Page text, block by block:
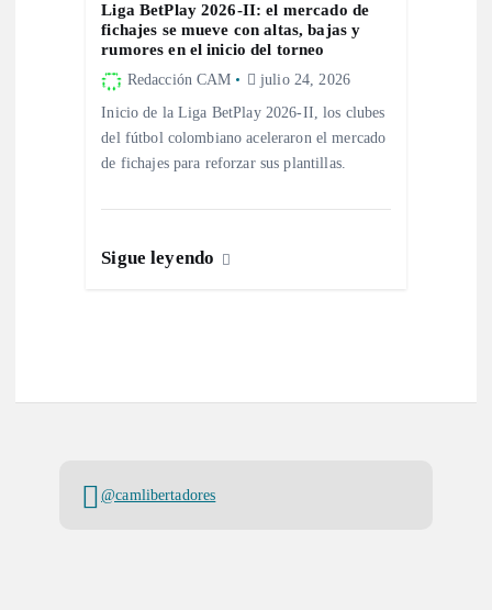
Liga BetPlay 2026-II: el mercado de
fichajes se mueve con altas, bajas y
rumores en el inicio del torneo
Redacción CAM julio 24, 2026
Inicio de la Liga BetPlay 2026-II, los clubes
del fútbol colombiano aceleraron el mercado
de fichajes para reforzar sus plantillas.
Sigue leyendo
@camlibertadores